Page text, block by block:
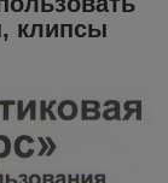
клипсы